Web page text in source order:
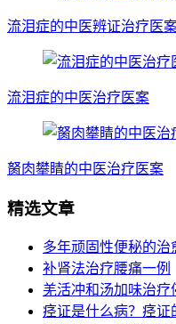
流泪症的中医辨证治疗医
流泪症的中医治疗医案
胬肉攀睛的中医治疗医案
精选文章
多年顽固性便秘的治
补肾法治疗腰痛一例
羌活冲和汤加味治疗
痉证是什么病？痉证